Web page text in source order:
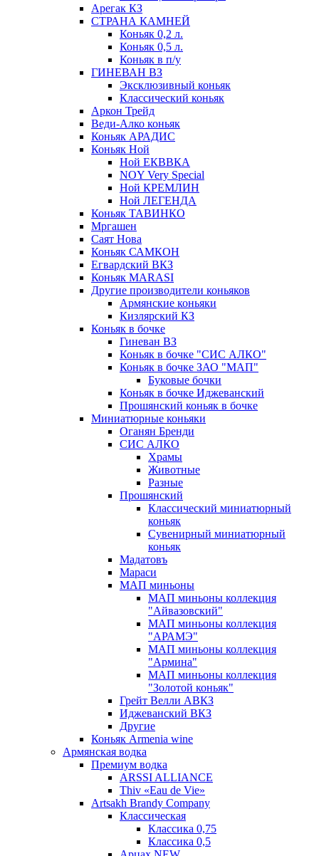
Арегак КЗ
СТРАНА КАМНЕЙ
Коньяк 0,2 л.
Коньяк 0,5 л.
Коньяк в п/у
ГИНЕВАН ВЗ
Эксклюзивный коньяк
Классический коньяк
Аркон Трейд
Веди-Алко коньяк
Коньяк АРАДИС
Коньяк Ной
Ной ЕКВВКА
NOY Very Special
Ной КРЕМЛИН
Ной ЛЕГЕНДА
Коньяк ТАВИНКО
Мргашен
Саят Нова
Коньяк САМКОН
Егвардский ВКЗ
Коньяк MARASI
Другие производители коньяков
Армянские коньяки
Кизлярский КЗ
Коньяк в бочке
Гиневан ВЗ
Коньяк в бочке "СИС АЛКО"
Коньяк в бочке ЗАО "МАП"
Буковые бочки
Коньяк в бочке Иджеванский
Прошянский коньяк в бочке
Миниатюрные коньяки
Оганян Бренди
СИС АЛКО
Храмы
Животные
Разные
Прошянский
Классический миниатюрный
коньяк
Сувенирный миниатюрный
коньяк
Мадатовъ
Мараси
МАП миньоны
МАП миньоны коллекция
"Айвазовский"
МАП миньоны коллекция
"АРАМЭ"
МАП миньоны коллекция
"Армина"
МАП миньоны коллекция
"Золотой коньяк"
Грейт Велли АВКЗ
Иджеванский ВКЗ
Другие
Коньяк Armenia wine
Армянская водка
Премиум водка
ARSSI ALLIANCE
Thiv «Eau de Vie»
Artsakh Brandy Company
Классическая
Классика 0,75
Классика 0,5